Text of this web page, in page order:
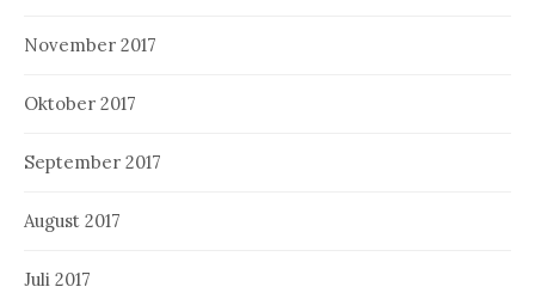
November 2017
Oktober 2017
September 2017
August 2017
Juli 2017